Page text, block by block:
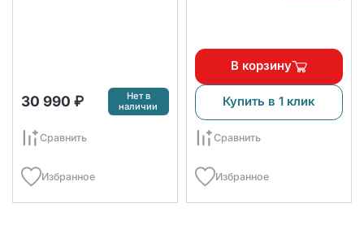
30 990 ₽
Нет в
наличии
Сравнить
Избранное
В корзину
Купить в 1 клик
Сравнить
Избранное